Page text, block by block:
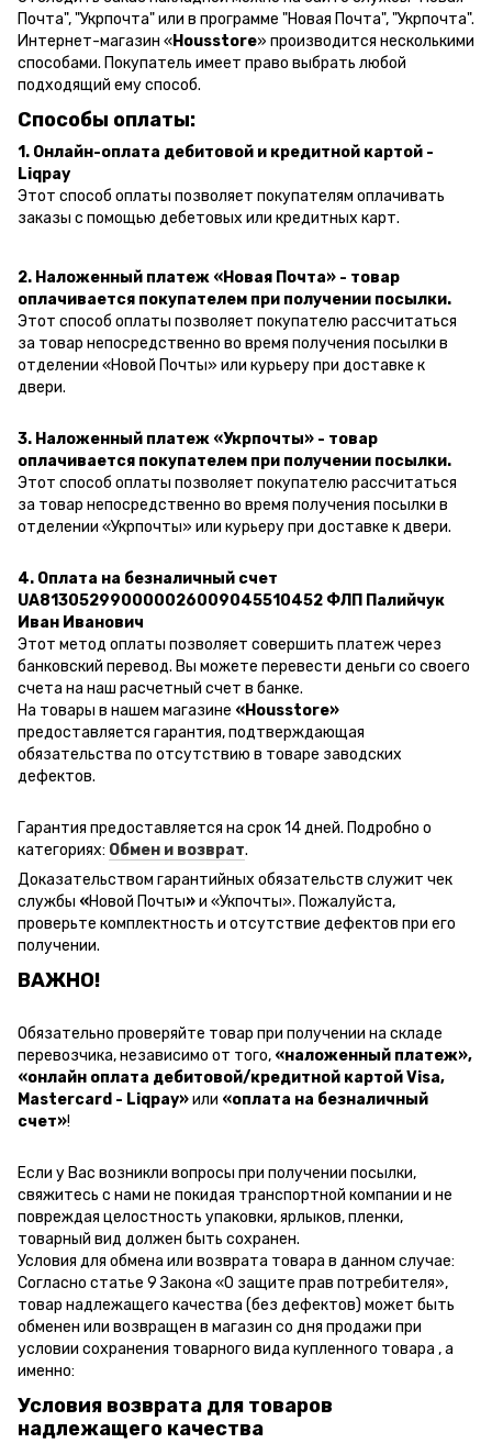
Почта", "Укрпочта" или в программе "Новая Почта", "Укрпочта".
Интернет-магазин «Housstore» производится несколькими
способами. Покупатель имеет право выбрать любой
подходящий ему способ.
Способы оплаты:
1. Онлайн-оплата дебитовой и кредитной картой -
Liqpay
Этот способ оплаты позволяет покупателям оплачивать
заказы с помощью дебетовых или кредитных карт.
2. Наложенный платеж «Новая Почта» - товар
оплачивается покупателем при получении посылки.
Этот способ оплаты позволяет покупателю рассчитаться
за товар непосредственно во время получения посылки в
отделении «Новой Почты» или курьеру при доставке к
двери.
3. Наложенный платеж «Укрпочты» - товар
оплачивается покупателем при получении посылки.
Этот способ оплаты позволяет покупателю рассчитаться
за товар непосредственно во время получения посылки в
отделении «Укрпочты» или курьеру при доставке к двери.
4. Оплата на безналичный счет
UA813052990000026009045510452 ФЛП Палийчук
Иван Иванович
Этот метод оплаты позволяет совершить платеж через
банковский перевод. Вы можете перевести деньги со своего
счета на наш расчетный счет в банке.
На товары в нашем магазине «Housstore»
предоставляется гарантия, подтверждающая
обязательства по отсутствию в товаре заводских
дефектов.
Гарантия предоставляется на срок 14 дней. Подробно о
категориях: Обмен и возврат.
Доказательством гарантийных обязательств служит чек
службы «Новой Почты»и «Укпочты». Пожалуйста,
проверьте комплектность и отсутствие дефектов при его
получении.
ВАЖНО!
Обязательно проверяйте товар при получении на складе
перевозчика, независимо от того, «наложенный платеж»,
«онлайн оплата дебитовой/кредитной картой Visa,
Mastercard - Liqpay»или «оплата на безналичный
счет»!
Если у Вас возникли вопросы при получении посылки,
свяжитесь с нами не покидая транспортной компании и не
повреждая целостность упаковки, ярлыков, пленки,
товарный вид должен быть сохранен.
Условия для обмена или возврата товара в данном случае:
Согласно статье 9 Закона «О защите прав потребителя»,
товар надлежащего качества (без дефектов) может быть
обменен или возвращен в магазин со дня продажи при
условии сохранения товарного вида купленного товара , а
именно:
Условия возврата для товаров
надлежащего качества